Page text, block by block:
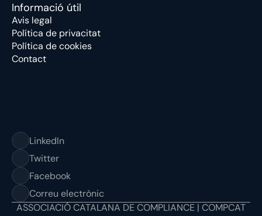
Informació útil
Avis legal
Política de privacitat
Política de cookies
Contact
ASSOCIACIÓ CATALANA DE COMPLIANCE | COMPCAT
LinkedIn
Twitter
Facebook
Correu electrònic